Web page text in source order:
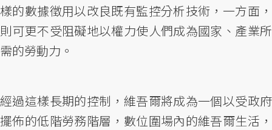
樣的數據徵用以改良既有監控分析技術，一方面，
則可更不受阻礙地以權力使人們成為國家、產業所
需的勞動力。
經過這樣長期的控制，維吾爾將成為一個以受政府
擺佈的低階勞務階層，數位圍場內的維吾爾生活，